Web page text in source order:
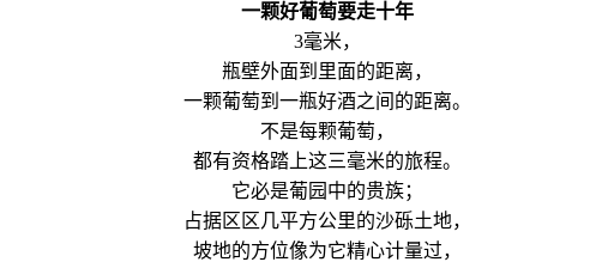
一颗好葡萄要走十年
3毫米，
瓶壁外面到里面的距离，
一颗葡萄到一瓶好酒之间的距离。
不是每颗葡萄，
都有资格踏上这三毫米的旅程。
它必是葡园中的贵族；
占据区区几平方公里的沙砾土地，
坡地的方位像为它精心计量过，